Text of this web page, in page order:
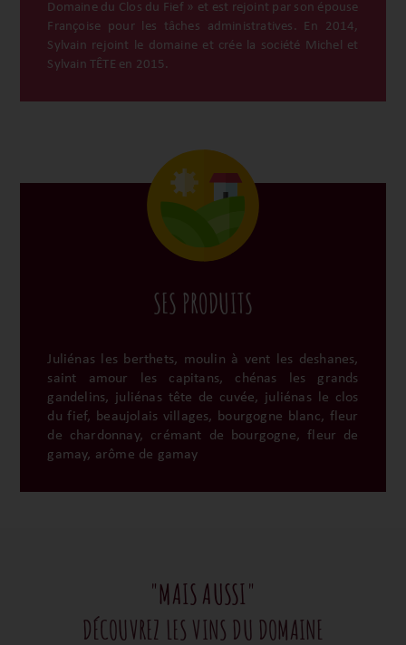
Domaine du Clos du Fief » et est rejoint par son épouse
Françoise pour les tâches administratives. En 2014,
Sylvain rejoint le domaine et crée la société Michel et
Sylvain TÊTE en 2015.
SES PRODUITS
Juliénas les berthets, moulin à vent les deshanes,
saint amour les capitans, chénas les grands
gandelins, juliénas tête de cuvée, juliénas le clos
du fief, beaujolais villages, bourgogne blanc, fleur
de chardonnay, crémant de bourgogne, fleur de
gamay, arôme de gamay
"MAIS AUSSI"
DÉCOUVREZ LES VINS DU DOMAINE